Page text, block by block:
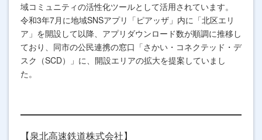
域コミュニティの活性化ツールとして活用されています。
令和3年7月に地域SNSアプリ「ピアッザ」内に「北区エリ
ア」を開設して以降、アプリダウンロード数が順調に推移し
ており、同市の公民連携の窓口「さかい・コネクテッド・デ
スク（SCD）」に、開設エリアの拡大を提案していまし
た。
【泉北高速鉄道株式会社】